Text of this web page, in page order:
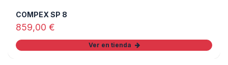
COMPEX SP 8
859,00 €
Ver en tienda